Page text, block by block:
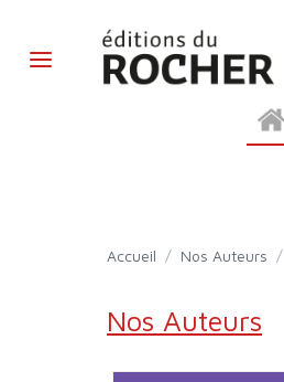
Accueil / Nos Auteurs /
Nos Auteurs